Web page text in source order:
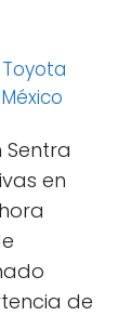
Sentra
en
de